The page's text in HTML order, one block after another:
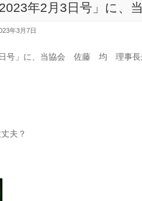
2023年2月3日号」に
年3月7日
号」に、当協会 佐藤 均 理事長
夫？